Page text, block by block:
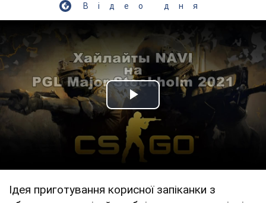
Відео дня
Play Video
Ідея приготування корисної запіканки з